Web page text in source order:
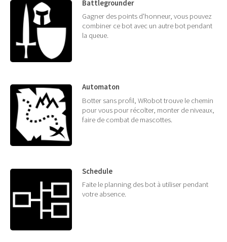
Battlegrounder
Gagner des points d'honneur, vous pouvez
combiner ce bot avec un autre bot pendant
la queue.
Automaton
Botter sans profil, WRobot trouve le chemin
pour vous pour récolter, monter de niveaux,
faire de combat de mascottes.
Schedule
Faite le planning des bot à utiliser pendant
votre absence.